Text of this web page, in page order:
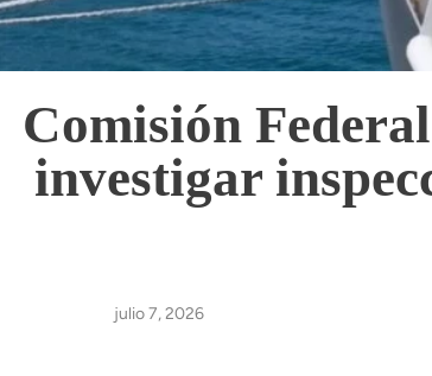
Comisión
investigar
julio 7, 2026